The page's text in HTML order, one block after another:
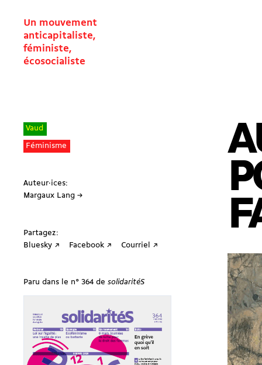
Un mouvement
anticapitaliste,
féministe,
écosocialiste
Vaud
Féminisme
Auteur·ices:
Margaux Lang →
Partagez:
Bluesky ↗
Facebook ↗ Courriel ↗
Paru dans le n° 364 de solidaritéS